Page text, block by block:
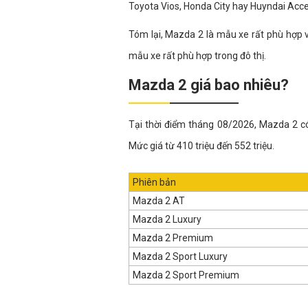
Toyota Vios, Honda City hay Huyndai
Tóm lại, Mazda 2 là mẫu xe rất phù hợp
mẫu xe rất phù hợp trong đô thị.
Mazda 2 giá bao nhiêu?
Tại thời điểm tháng 08/2026, Mazda 2
Mức giá từ 410 triệu đến 552 triệu.
Phiên bản
Mazda 2 AT
Mazda 2 Luxury
Mazda 2 Premium
Mazda 2 Sport Luxury
Mazda 2 Sport Premium